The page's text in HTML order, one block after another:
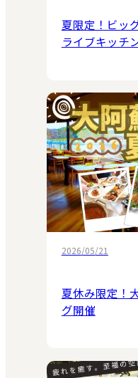
夏限定！ビッ
ライブキッチ
2026/05/21
夏休み限定！
グ開催